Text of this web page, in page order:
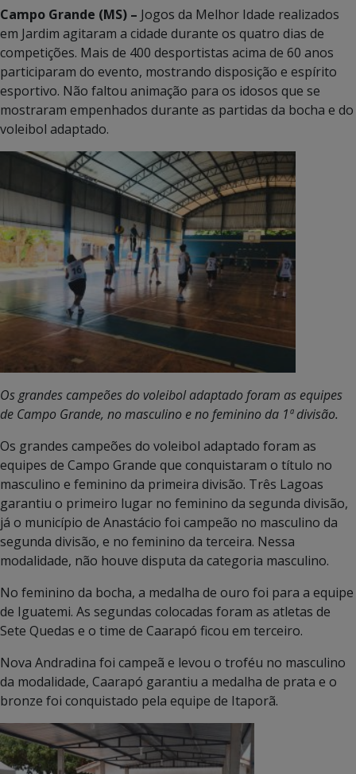
Campo Grande (MS) – Jogos da Melhor Idade realizados
em Jardim agitaram a cidade durante os quatro dias de
competições. Mais de 400 desportistas acima de 60 anos
participaram do evento, mostrando disposição e espírito
esportivo. Não faltou animação para os idosos que se
mostraram empenhados durante as partidas da bocha e do
voleibol adaptado.
Os grandes campeões do voleibol adaptado foram as equipes
de Campo Grande, no masculino e no feminino da 1ª divisão.
Os grandes campeões do voleibol adaptado foram as
equipes de Campo Grande que conquistaram o título no
masculino e feminino da primeira divisão. Três Lagoas
garantiu o primeiro lugar no feminino da segunda divisão,
já o município de Anastácio foi campeão no masculino da
segunda divisão, e no feminino da terceira. Nessa
modalidade, não houve disputa da categoria masculino.
No feminino da bocha, a medalha de ouro foi para a equipe
de Iguatemi. As segundas colocadas foram as atletas de
Sete Quedas e o time de Caarapó ficou em terceiro.
Nova Andradina foi campeã e levou o troféu no masculino
da modalidade, Caarapó garantiu a medalha de prata e o
bronze foi conquistado pela equipe de Itaporã.